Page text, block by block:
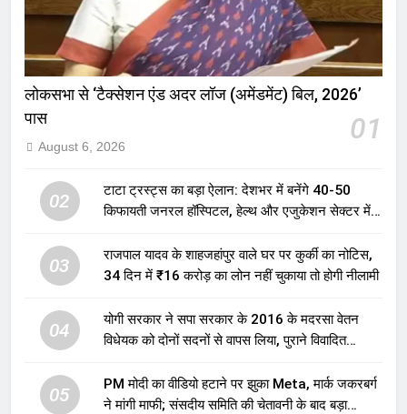
लोकसभा से ‘टैक्सेशन एंड अदर लॉज (अमेंडमेंट) बिल, 2026’
पास
01
August 6, 2026
02
टाटा ट्रस्ट्स का बड़ा ऐलान: देशभर में बनेंगे 40-50
किफायती जनरल हॉस्पिटल, हेल्थ और एजुकेशन सेक्टर में
03
राजपाल यादव के शाहजहांपुर वाले घर पर कुर्की का नोटिस,
34 दिन में ₹16 करोड़ का लोन नहीं चुकाया तो होगी नीलामी
04
योगी सरकार ने सपा सरकार के 2016 के मदरसा वेतन
विधेयक को दोनों सदनों से वापस लिया, पुराने विवादित
05
PM मोदी का वीडियो हटाने पर झुका Meta, मार्क जकरबर्ग
ने मांगी माफी; संसदीय समिति की चेतावनी के बाद बड़ा